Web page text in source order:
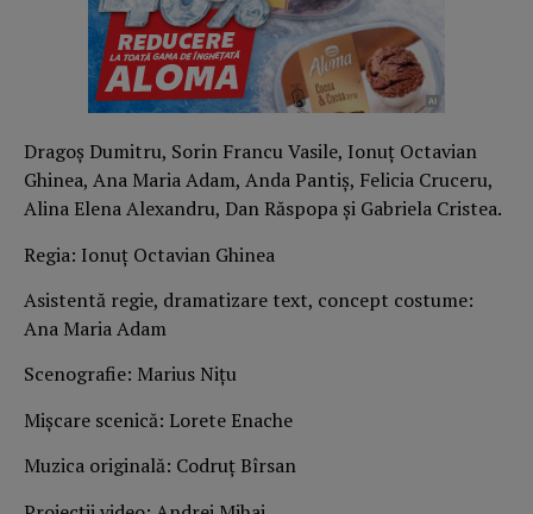
Dragoș Dumitru, Sorin Francu Vasile, Ionuț Octavian
Ghinea, Ana Maria Adam, Anda Pantiș, Felicia Cruceru,
Alina Elena Alexandru, Dan Răspopa și Gabriela Cristea.
Regia: Ionuț Octavian Ghinea
Asistentă regie, dramatizare text, concept costume:
Ana Maria Adam
Scenografie: Marius Nițu
Mișcare scenică: Lorete Enache
Muzica originală: Codruț Bîrsan